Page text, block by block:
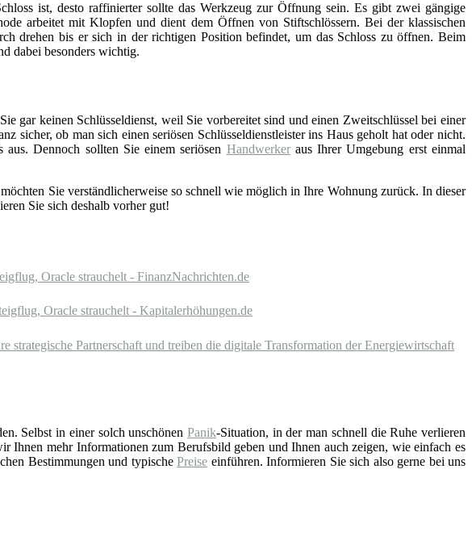
ist, desto raffinierter sollte das Werkzeug zur Öffnung sein. Es gibt zwei gängige
arbeitet mit Klopfen und dient dem Öffnen von Stiftschlössern. Bei der klassischen
drehen bis er sich in der richtigen Position befindet, um das Schloss zu öffnen. Beim
dabei besonders wichtig.
gar keinen Schlüsseldienst, weil Sie vorbereitet sind und einen Zweitschlüssel bei einer
sicher, ob man sich einen seriösen Schlüsseldienstleister ins Haus geholt hat oder nicht.
Dennoch sollten Sie einem seriösen Handwerkeraus Ihrer Umgebung erst einmal
Sie verständlicherweise so schnell wie möglich in Ihre Wohnung zurück. In dieser
Sie sich deshalb vorher gut!
Oracle strauchelt - FinanzNachrichten.de
Oracle strauchelt - Kapitalerhöhungen.de
Partnerschaft und treiben die digitale Transformation der Energiewirtschaft
Selbst in einer solch unschönenPanik-Situation, in der man schnell die Ruhe verlieren
mehr Informationen zum Berufsbild geben und Ihnen auch zeigen, wie einfach es
Bestimmungen und typischePreise einführen. Informieren Sie sich also gerne bei uns